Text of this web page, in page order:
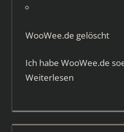
WooWee.de gelöscht
Ich habe WooWee.de
Weiterlesen